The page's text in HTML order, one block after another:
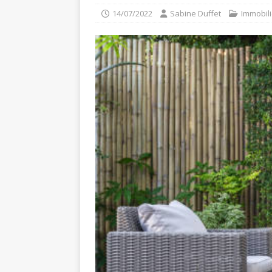
14/07/2022 Sabine Duffet